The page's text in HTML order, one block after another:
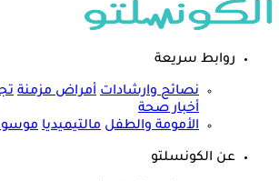
روابط سريعة
نصائح وارشادات أمراض مزمنة
أخبار صحة
الأمومة والطفل مالتيميديا
عن الكونسلتو